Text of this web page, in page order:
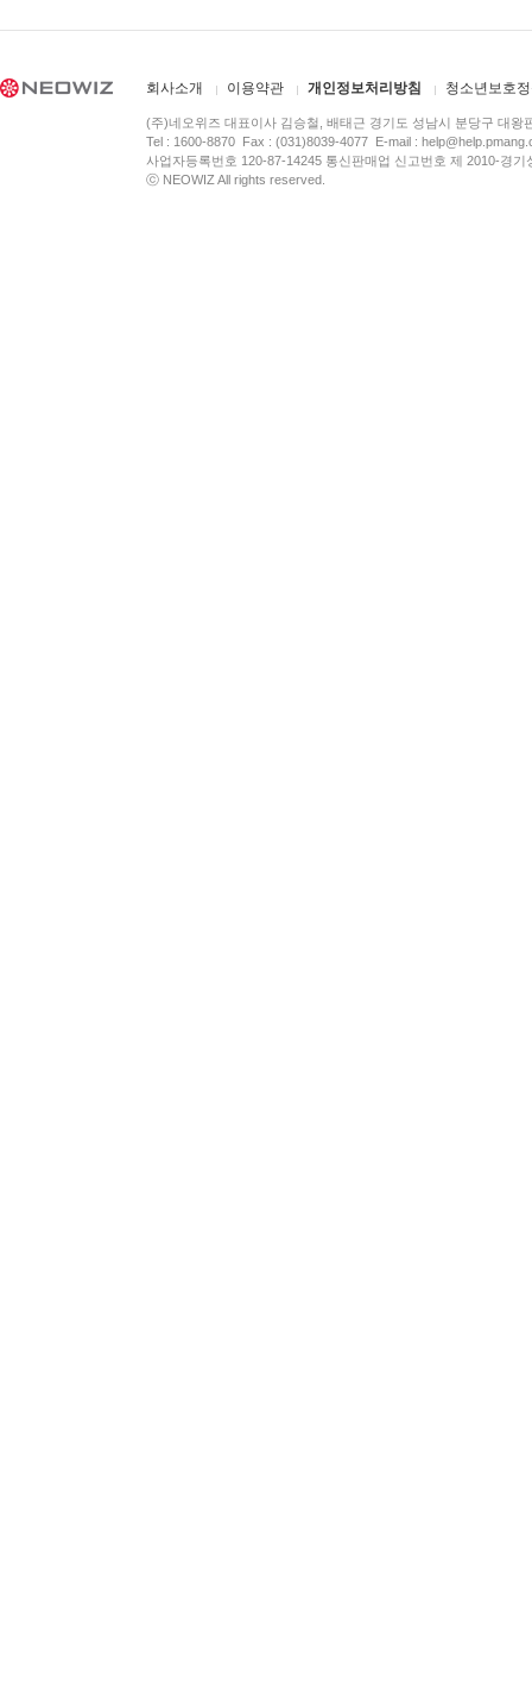
회사소개 이용약관 개인정보처리방침 청소년보호
(주)네오위즈 대표이사 김승철, 배태근 경기도 성남시 분당구 대왕
Tel : 1600-8870 Fax : (031)8039-4077 E-mail :
사업자등록번호 120-87-14245 통신판매업 신고번호 제 2010-경
ⓒ NEOWIZ All rights reserved.